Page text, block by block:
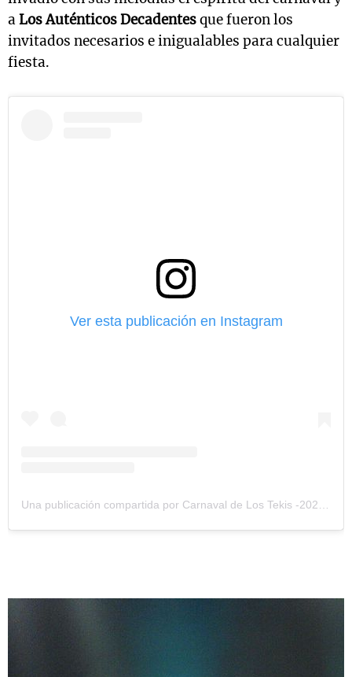
aLos Auténticos Decadentesque fueron los
invitados necesarios e inigualables para cualquier
fiesta.
Ver esta publicación en Instagram